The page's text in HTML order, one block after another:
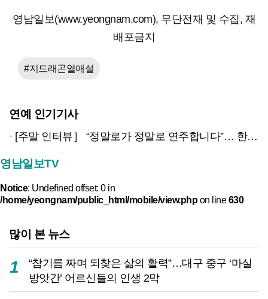
영남일보(www.yeongnam.com), 무단전재 및 수집, 재
배포금지
#지드래곤열애설
연예 인기기사
[주말 인터뷰］ “정말로가 정말로 연주합니다”… 한 번 들으면 못 잊을 이름, 색소폰으로 이웃 웃게 만드는 사나이
영남일보TV
Notice: Undefined offset: 0 in
/home/yeongnam/public_html/mobile/view.phpon line630
많이 본 뉴스
1
“참기름 짜며 되찾은 삶의 활력”…대구 중구 ‘마실
방앗간’ 어르신들의 인생 2막